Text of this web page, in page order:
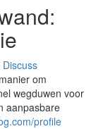
Discuss
om
wegduwen voor
aanpasbare
profile